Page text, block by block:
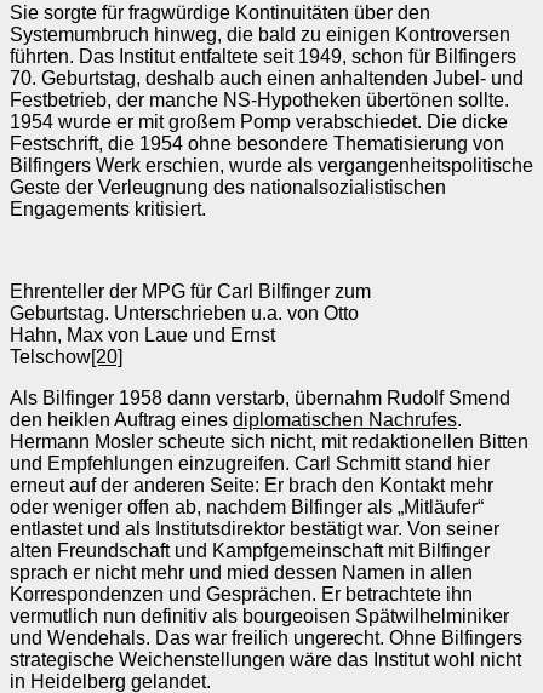
Sie sorgte für fragwürdige Kontinuitäten über den
Systemumbruch hinweg, die bald zu einigen Kontroversen
führten. Das Institut entfaltete seit 1949, schon für Bilfingers
70. Geburtstag, deshalb auch einen anhaltenden Jubel‑ und
Festbetrieb, der manche NS‑Hypotheken übertönen sollte.
1954 wurde er mit großem Pomp verabschiedet. Die dicke
Festschrift, die 1954 ohne besondere Thematisierung von
Bilfingers Werk erschien, wurde als vergangenheitspolitische
Geste der Verleugnung des nationalsozialistischen
Engagements kritisiert.
Ehrenteller der MPG für Carl Bilfinger zum
Geburtstag. Unterschrieben u.a. von Otto
Hahn, Max von Laue und Ernst
Telschow[20]
Als Bilfinger 1958 dann verstarb, übernahm Rudolf Smend
den heiklen Auftrag eines diplomatischen Nachrufes.
Hermann Mosler scheute sich nicht, mit redaktionellen Bitten
und Empfehlungen einzugreifen. Carl Schmitt stand hier
erneut auf der anderen Seite: Er brach den Kontakt mehr
oder weniger offen ab, nachdem Bilfinger als „Mitläufer“
entlastet und als Institutsdirektor bestätigt war. Von seiner
alten Freundschaft und Kampfgemeinschaft mit Bilfinger
sprach er nicht mehr und mied dessen Namen in allen
Korrespondenzen und Gesprächen. Er betrachtete ihn
vermutlich nun definitiv als bourgeoisen Spätwilhelminiker
und Wendehals. Das war freilich ungerecht. Ohne Bilfingers
strategische Weichenstellungen wäre das Institut wohl nicht
in Heidelberg gelandet.